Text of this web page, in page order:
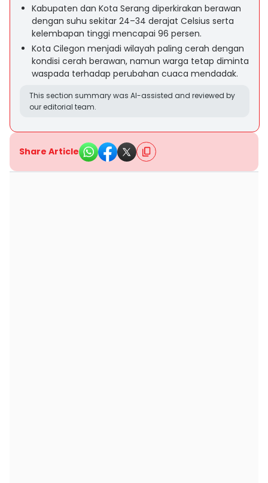
Kabupaten dan Kota Serang diperkirakan berawan
dengan suhu sekitar 24–34 derajat Celsius serta
kelembapan tinggi mencapai 96 persen.
Kota Cilegon menjadi wilayah paling cerah dengan
kondisi cerah berawan, namun warga tetap diminta
waspada terhadap perubahan cuaca mendadak.
This section summary was AI-assisted and reviewed by
our editorial team.
Share Article